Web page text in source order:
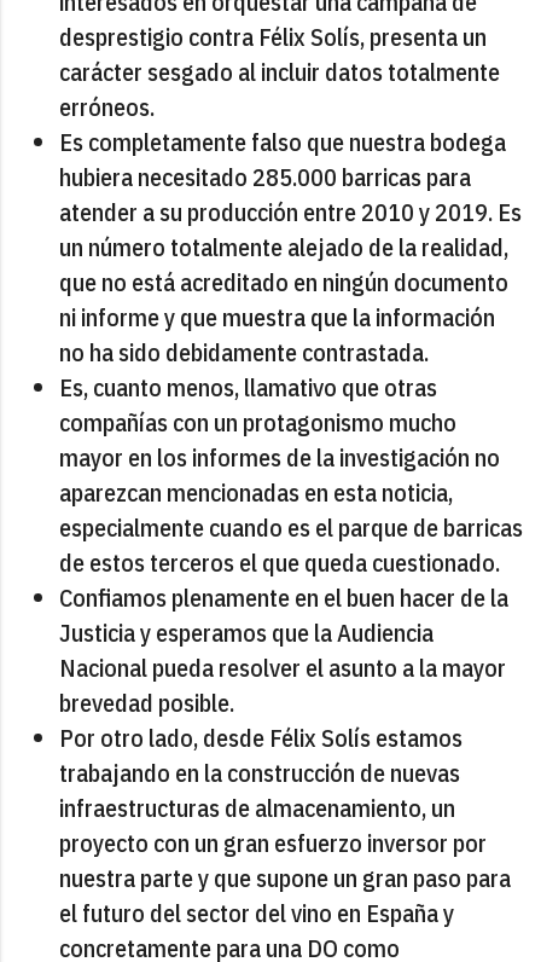
desprestigio contra Félix Solís, presenta un
carácter sesgado al incluir datos totalmente
erróneos.
Es completamente falso que nuestra bodega
hubiera necesitado 285.000 barricas para
atender a su producción entre 2010 y 2019. Es
un número totalmente alejado de la realidad,
que no está acreditado en ningún documento
ni informe y que muestra que la información
no ha sido debidamente contrastada.
Es, cuanto menos, llamativo que otras
compañías con un protagonismo mucho
mayor en los informes de la investigación no
aparezcan mencionadas en esta noticia,
especialmente cuando es el parque de barricas
de estos terceros el que queda cuestionado.
Confiamos plenamente en el buen hacer de la
Justicia y esperamos que la Audiencia
Nacional pueda resolver el asunto a la mayor
brevedad posible.
Por otro lado, desde Félix Solís estamos
trabajando en la construcción de nuevas
infraestructuras de almacenamiento, un
proyecto con un gran esfuerzo inversor por
nuestra parte y que supone un gran paso para
el futuro del sector del vino en España y
concretamente para una DO como